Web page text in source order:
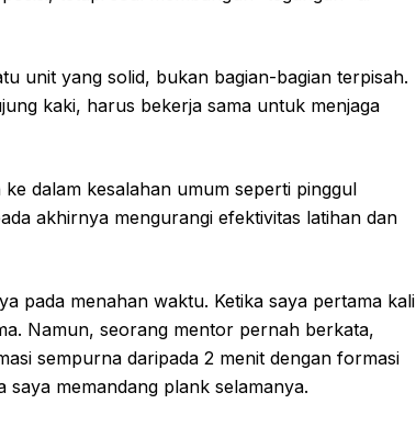
unit yang solid, bukan bagian-bagian terpisah.
kaki, harus bekerja sama untuk menjaga
dalam kesalahan umum seperti pinggul
akhirnya mengurangi efektivitas latihan dan
pada menahan waktu. Ketika saya pertama kali
Namun, seorang mentor pernah berkata,
sempurna daripada 2 menit dengan formasi
memandang plank selamanya.